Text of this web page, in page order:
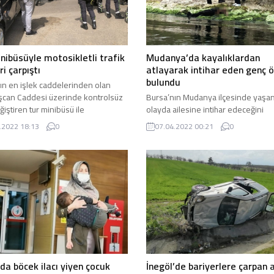
motosikletli trafik
çarpıştı
en işlek caddelerinden olan
Caddesi üzerinde kontrolsüz
tur minibüsü ile
trafik polisleri çarpıştı. Kazada
yaralandı. Bursa’da merkez
ilçesi Haşim İşcan Caddesi
meydana gelen trafik kazasında
göre yolun en sağında
olan tur minibüsü en sol
18:13 0
Mudanya’da kayalıklardan
atlayarak intihar eden genç
bulundu
Bursa’nın Mudanya ilçesinde
olayda ailesine intihar edeceğini
söyleyerek evden ayrıldığı
yaşındaki genç deniz kenarında ölü
bulundu. Bursa’da Mudanya ilçesi
kenarında sabah saatlerinde bir
cesedi bulundu. Ailesine intihar
söyleyerek evden ayrıldığı
yaşındaki Mehmet Toprak isimli
babasının aramaları sonucunda
bildirildi. Gencin...
07.04.2022 00:21 0
böcek ilacı yiyen çocuk İnegöl’de bariyerlere çarpan